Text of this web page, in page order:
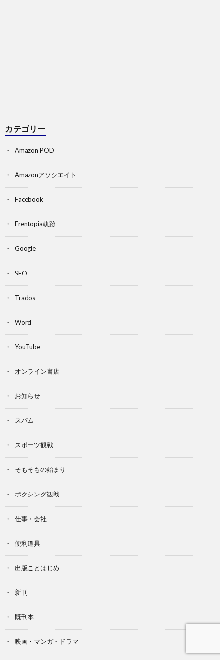
カテゴリー
Amazon POD
Amazonアソシエイト
Facebook
Frentopia軌跡
Google
SEO
Trados
Word
YouTube
オンライン書店
お知らせ
スパム
スポーツ観戦
そもそもの始まり
ボクシング観戦
仕事・会社
便利道具
出版ことはじめ
新刊
既刊本
映画・マンガ・ドラマ